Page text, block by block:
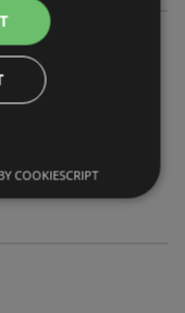
COOKIESCRIPT